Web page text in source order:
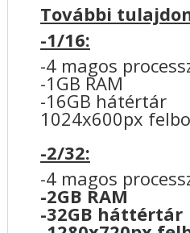
További
-1/16:
-4 magos
-1GB RAM
-16GB hátértár
1024x600px
-2/32:
-4 magos
-2GB RAM
-32GB háttértár